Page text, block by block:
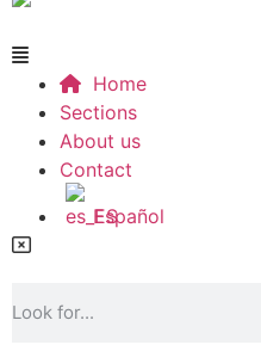
Home
Sections
About us
Contact
Español